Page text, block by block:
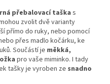
přebalovací taška s
zvolit dvě varianty
přímo do ruky, nebo pomocí
přes madlo kočárku, ke
Součástí je měkká,
pro vaše miminko. I tady
tašky je vyroben ze snadno